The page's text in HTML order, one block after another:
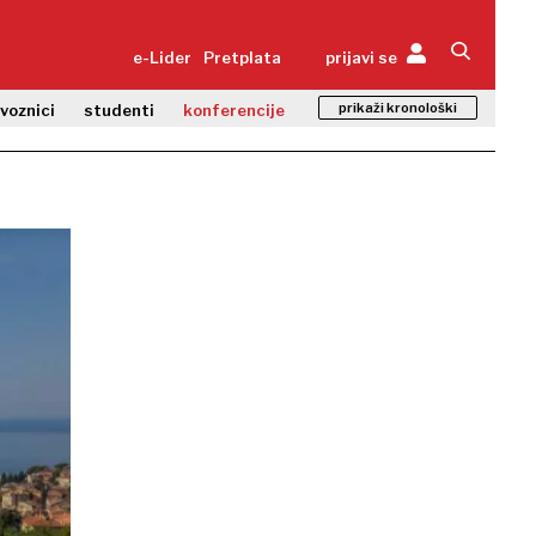
e-Lider Pretplata prijavi se
studenti konferencije prikaži kronološki